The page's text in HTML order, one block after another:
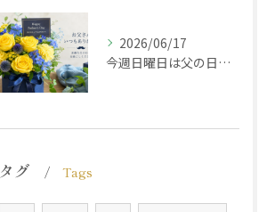
2026/06/17
今週日曜日は父の日です！感謝の気持ちをお花に込めて
タグ Tags